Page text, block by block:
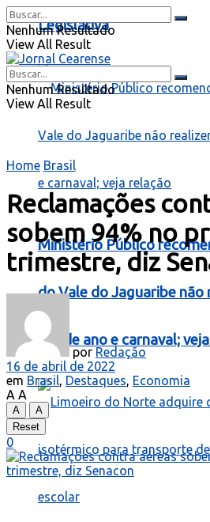
Legislativa
Ministério Público
do Vale do Jaguaribe não
fim de ano e carnaval;
Nenhum Resultado
View All Result
Nenhum Resultado
View All Result
Home Brasil
Reclamações
sobem 94% no
trimestre, diz
por Redação
16 de abril de 2022
em Brasil, Destaques, Economia
A A
A
A
Reset
0